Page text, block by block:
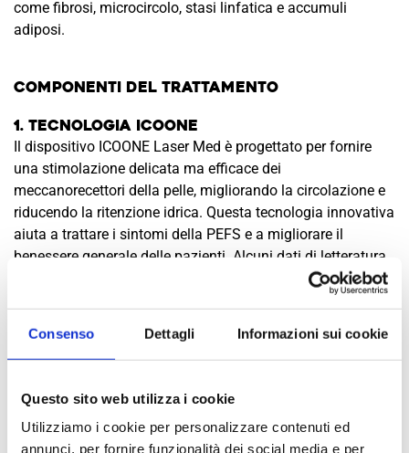
Consenso Dettagli Informazioni sui cookie
Questo sito web utilizza i cookie
Utilizziamo i cookie per personalizzare contenuti ed
annunci, per fornire funzionalità dei social media e per
come fibrosi, microcircolo, stasi linfatica e accumuli
adiposi.
Componenti del Trattamento
1. Tecnologia ICOONE
Il dispositivo ICOONE Laser Med è progettato per fornire
una stimolazione delicata ma efficace dei
meccanorecettori della pelle, migliorando la circolazione e
riducendo la ritenzione idrica. Questa tecnologia innovativa
aiuta a trattare i sintomi della PEFS e a migliorare il
benessere generale delle pazienti. Alcuni dati di letteratura
indicano un possibile beneficio anche sul dolore cronico.
Le pazienti ricevono consulenze nutrizionali personalizzate
basate sulla dieta mediterranea, nota per i suoi benefici
microbiota. Una dieta equilibrata contribuisce a ridurre
l’infiammazione cronica e la ritenzione idrica.